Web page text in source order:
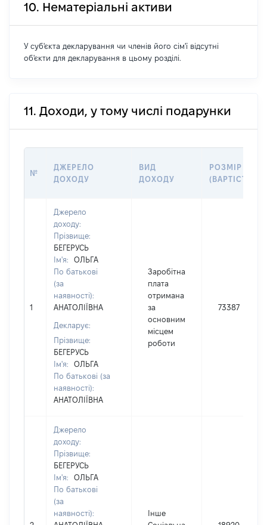
10. Нематеріальні активи
У суб'єкта декларування чи членів його сім'ї відсутні
об'єкти для декларування в цьому розділі.
11. Доходи, у тому числі подарунки
№
ДЖЕРЕЛО
ДОХОДУ
ВИД
ДОХОДУ
РОЗМІР
(ВАРТІСТЬ)
1
Джерело
доходу:
Прізвище:
БЕГЕРУСЬ
Ім'я:
ОЛЬГА
По батькові
(за
наявності):
АНАТОЛІЇВНА
Декларує:
Прізвище:
БЕГЕРУСЬ
Ім'я:
ОЛЬГА
По батькові (за
наявності):
АНАТОЛІЇВНА
Заробітна
плата
отримана
за
основним
місцем
роботи
73387
Джерело
доходу:
Прізвище:
БЕГЕРУСЬ
Ім'я:
ОЛЬГА
По батькові
(за
наявності):
Інше